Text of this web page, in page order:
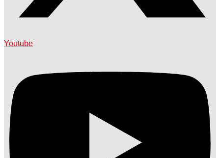
Youtube